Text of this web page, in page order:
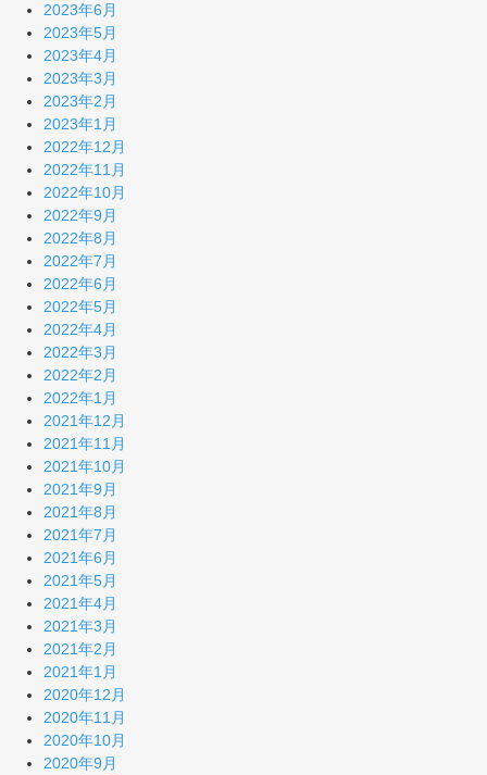
2023年6月
2023年5月
2023年4月
2023年3月
2023年2月
2023年1月
2022年12月
2022年11月
2022年10月
2022年9月
2022年8月
2022年7月
2022年6月
2022年5月
2022年4月
2022年3月
2022年2月
2022年1月
2021年12月
2021年11月
2021年10月
2021年9月
2021年8月
2021年7月
2021年6月
2021年5月
2021年4月
2021年3月
2021年2月
2021年1月
2020年12月
2020年11月
2020年10月
2020年9月